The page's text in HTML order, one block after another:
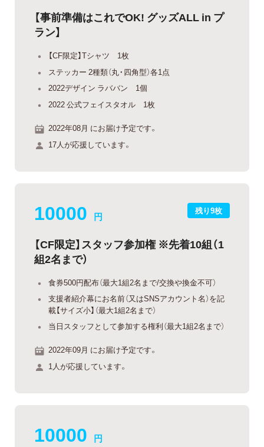
【事前準備はこれでOK! グッズALL in プ
ラン】
【CF限定】Tシャツ 1枚
ステッカー 2種類（丸・四角型）各1点
2022デザイン ラババン 1個
2022 公式フェイスタオル 1枚
2022年08月 にお届け予定です。
17人が応援しています。
残り9枚
10000 円
【CF限定】スタッフ参加権 ※先着10組（1
組2名まで）
食券500円配布（最大1組2名まで/交換や換金不可）
支援者紹介幕にお名前（又はSNSアカウント名）を記
載【サイズ小】（最大1組2名まで）
当日スタッフとして参加する権利（最大1組2名まで）
2022年09月 にお届け予定です。
1人が応援しています。
10000 円